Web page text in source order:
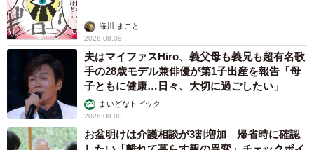
海川 まこと
2026.08.08
夫はマイファスHiro、義父母も義兄も超有名歌
手の28歳モデル兼俳優が第1子出産を報告「母
子ともに健康…日々、大切に過ごしたい」
まいどなトピック
2026.08.08
お盆明けは介護相談が3割増加 帰省時に確認